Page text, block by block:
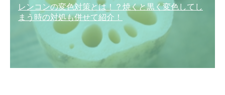
レンコンの変色対策とは！？焼くと黒く変色してし
まう時の対処も併せて紹介！